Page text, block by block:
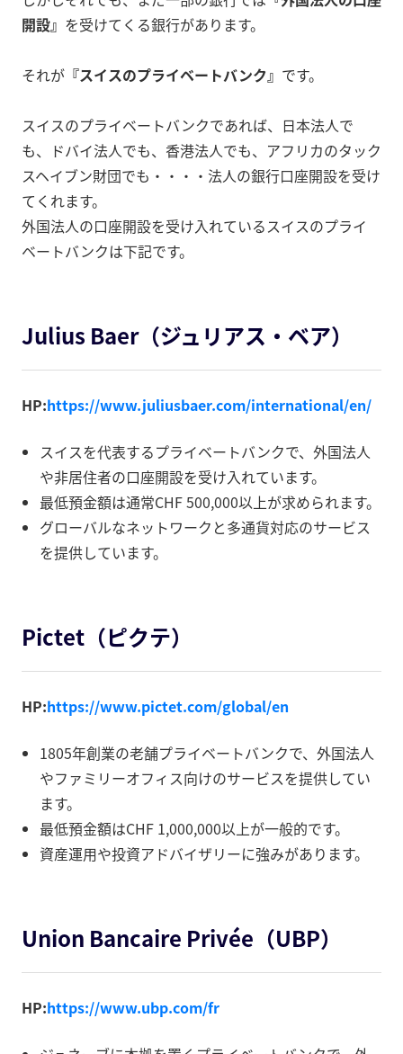
開設』 を受けてくる銀行があります。
それが 『スイスのプライベートバンク』 です。
スイスのプライベートバンクであれば、日本法人で
も、ドバイ法人でも、香港法人でも、アフリカのタック
スヘイブン財団でも・・・・法人の銀行口座開設を受け
てくれます。
外国法人の口座開設を受け入れているスイスのプライ
ベートバンクは下記です。
Julius Baer（ジュリアス・ベア）
HP:https://www.juliusbaer.com/international/en/
スイスを代表するプライベートバンクで、外国法人
や非居住者の口座開設を受け入れています。
最低預金額は通常CHF 500,000以上が求められます。
グローバルなネットワークと多通貨対応のサービス
を提供しています。
Pictet（ピクテ）
HP:https://www.pictet.com/global/en
1805年創業の老舗プライベートバンクで、外国法人
やファミリーオフィス向けのサービスを提供してい
ます。
最低預金額はCHF 1,000,000以上が一般的です。
資産運用や投資アドバイザリーに強みがあります。
Union Bancaire Privée（UBP）
HP:https://www.ubp.com/fr